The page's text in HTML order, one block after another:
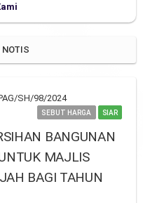
NOTIS
SH/98/2024
SEBUT HARGA SIAR
BANGUNAN
MAJLIS
BAGI TAHUN